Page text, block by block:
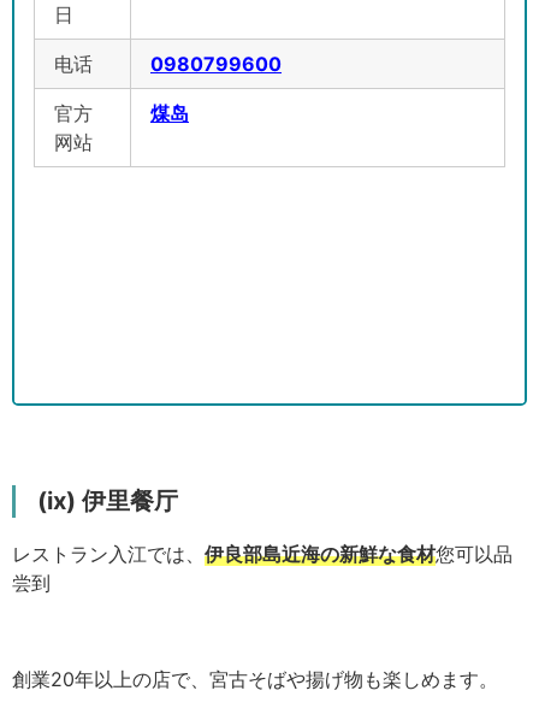
日
电话 0980799600
官方
网站
煤岛
(ix) 伊里餐厅
レストラン入江では、 伊良部島近海の新鮮な食材您可以品
尝到
創業20年以上の店で、宮古そばや揚げ物も楽しめます。